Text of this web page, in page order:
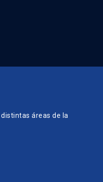
áreas de la